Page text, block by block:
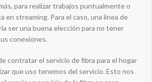
para realizar trabajos puntualmente o
en streaming. Para el caso, una línea de
ser una buena elección para no tener
conexiones.
contratar el servicio de fibra para el hogar
que uso tenemos del servicio. Esto nos